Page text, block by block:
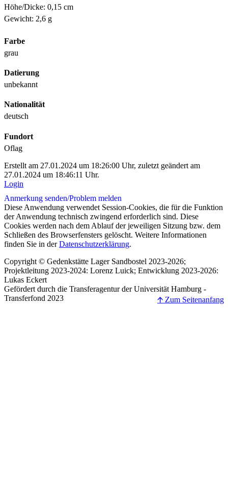
Höhe/Dicke: 0,15 cm
Gewicht: 2,6 g
Farbe
grau
Datierung
unbekannt
Nationalität
deutsch
Fundort
Oflag
Erstellt am 27.01.2024 um 18:26:00 Uhr, zuletzt geändert am
27.01.2024 um 18:46:11 Uhr.
Login
Anmerkung senden/Problem melden
Diese Anwendung verwendet Session-Cookies, die für die Funktion
der Anwendung technisch zwingend erforderlich sind. Diese
Cookies werden nach dem Ablauf der jeweiligen Sitzung bzw. dem
Schließen des Browserfensters gelöscht. Weitere Informationen
finden Sie in derDatenschutzerklärung.
Copyright © Gedenkstätte Lager Sandbostel 2023-2026;
Projektleitung 2023-2024: Lorenz Luick; Entwicklung 2023-2026:
Lukas Eckert
Gefördert durch die Transferagentur der Universität Hamburg -
Transferfond 2023
🡩 Zum Seitenanfang